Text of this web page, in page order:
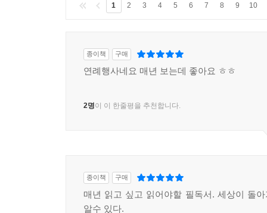
1 2 3 4 5 6 7 8 9 10
종이책 구매
연례행사네요 매년 보는데 좋아요 ㅎㅎ
2명이 이 한줄평을 추천합니다.
종이책 구매
매년 읽고 싶고 읽어야할 필독서. 세상이 돌
알수 있다.